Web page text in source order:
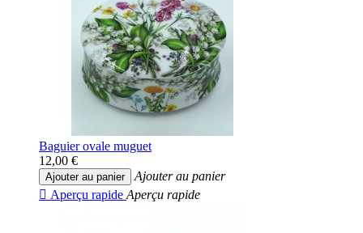
Baguier ovale muguet
12,00 €
Ajouter au panier
Ajouter au panier
 Aperçu rapide Aperçu rapide